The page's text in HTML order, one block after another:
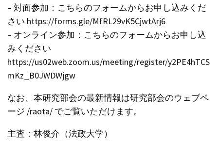
– 対面参加：こちらのフォームからお申し込みくだ
さい https://forms.gle/MfRL29vK5CjwtArj6
– オンライン参加：こちらのフォームからお申し込
みください
https://us02web.zoom.us/meeting/register/y2PE4hTCS
mKz_B0JWDWjgw
なお、本研究部会の最新情報は研究部会のウェブペ
ージ /raota/ でご覧いただけます。
主査：林俊介（法政大学）